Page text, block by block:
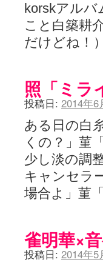
korskアル
こと白築耕
だけどね！）
照「ミラ
投稿日: 2014年6
ある日の白
くの？」
少し淡の調
キャンセラ
場合よ」菫
雀明華×
投稿日: 2014年5